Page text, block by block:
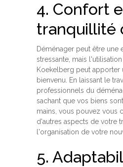
4. Confort
tranquillité
Déménager peut être une
stressante, mais
Koekelberg peut apporter
bienvenu. En laissant le
professionnels du
sachant que vos biens
mains, vous pouvez vous
d'autres aspects de votre
l'organisation de votre
5.